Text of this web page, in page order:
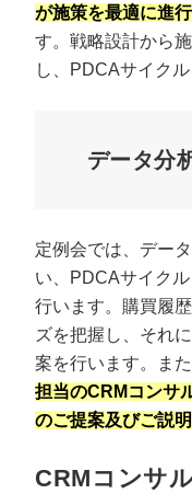
が施策を最適に進
す。戦略設計から
し、PDCAサイク
データ分
定例会では、デー
い、PDCAサイク
行います。購買履
ズを把握し、それ
案を行います。また
担当のCRMコンサ
のご提案及びご説明
CRMコンサ